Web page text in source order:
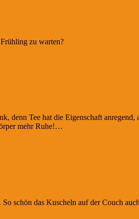
zu warten?
denn Tee hat die Eigenschaft
mehr Ruhe!…
schön das Kuscheln auf der Couch